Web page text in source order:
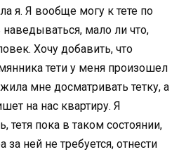
я. Я вообще могу к тете по
мало ли что,
Хочу добавить, что
тети у меня произошел
мне досматривать тетку, а
на нас квартиру. Я
тетя пока в таком состоянии,
за ней не требуется, отнести